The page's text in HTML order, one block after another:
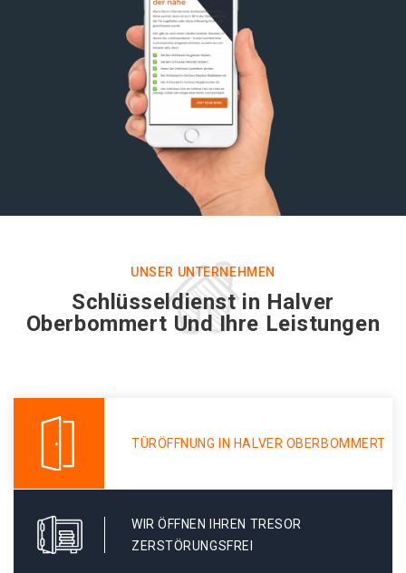
UNSER UNTERNEHMEN
Schlüsseldienst in Halver
Oberbommert Und Ihre Leistungen
TÜRÖFFNUNG IN HALVER OBERBOMMERT
WIR ÖFFNEN IHREN TRESOR
ZERSTÖRUNGSFREI